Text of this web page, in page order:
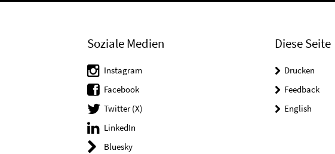
Soziale Medien
Instagram
Facebook
Twitter (X)
LinkedIn
Bluesky
Diese Seite
Drucken
Feedback
English